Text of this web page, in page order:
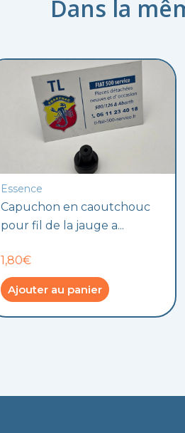
Dans la
Essence
Capuchon en caoutchouc
pour fil de la jauge a...
1,80€
Ajouter au panier